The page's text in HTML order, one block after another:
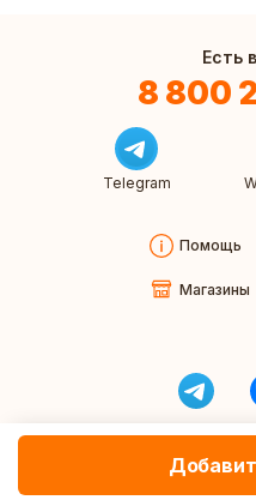
Есть
8 800
Telegram
Помощь
Магазины